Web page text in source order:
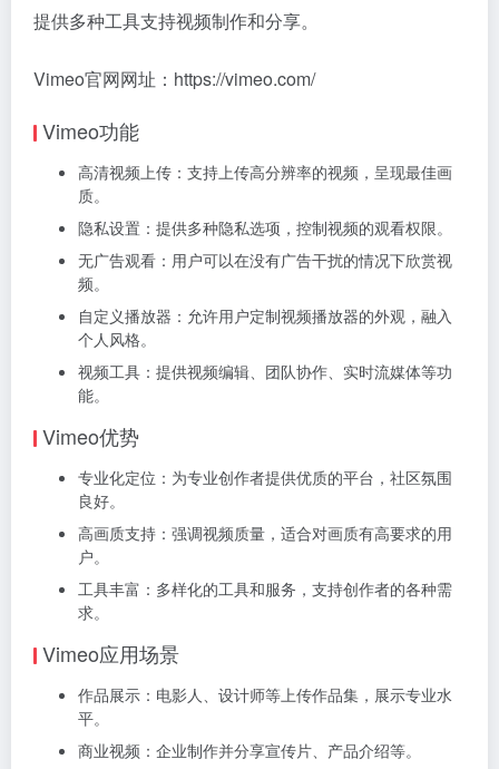
提供多种工具支持视频制作和分享。
Vimeo官网网址：https://vimeo.com/
Vimeo功能
高清视频上传：支持上传高分辨率的视频，呈现最佳画
质。
隐私设置：提供多种隐私选项，控制视频的观看权限。
无广告观看：用户可以在没有广告干扰的情况下欣赏视
频。
自定义播放器：允许用户定制视频播放器的外观，融入
个人风格。
视频工具：提供视频编辑、团队协作、实时流媒体等功
能。
Vimeo优势
专业化定位：为专业创作者提供优质的平台，社区氛围
良好。
高画质支持：强调视频质量，适合对画质有高要求的用
户。
工具丰富：多样化的工具和服务，支持创作者的各种需
求。
Vimeo应用场景
作品展示：电影人、设计师等上传作品集，展示专业水
平。
商业视频：企业制作并分享宣传片、产品介绍等。